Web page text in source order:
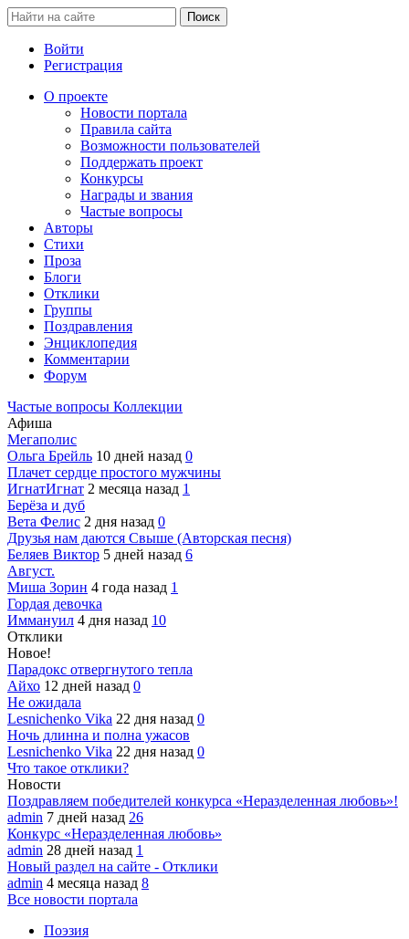
Войти
Регистрация
О проекте
Новости портала
Правила сайта
Возможности пользователей
Поддержать проект
Конкурсы
Награды и звания
Частые вопросы
Авторы
Стихи
Проза
Блоги
Отклики
Группы
Поздравления
Энциклопедия
Комментарии
Форум
Частые вопросы Коллекции
Афиша
Мегаполис
Ольга Брейль 10 дней назад 0
Плачет сердце простого мужчины
ИгнатИгнат 2 месяца назад 1
Берёза и дуб
Вета Фелис 2 дня назад 0
Друзья нам даются Свыше (Авторская песня)
Беляев Виктор 5 дней назад 6
Август.
Миша Зорин 4 года назад 1
Гордая девочка
Иммануил 4 дня назад 10
Отклики
Новое!
Парадокс отвергнутого тепла
Айхо 12 дней назад 0
Не ожидала
Lesnichenko Vika 22 дня назад 0
Ночь длинна и полна ужасов
Lesnichenko Vika 22 дня назад 0
Что такое отклики?
Новости
Поздравляем победителей конкурса «Неразделенная любовь»!
admin 7 дней назад 26
Конкурс «Неразделенная любовь»
admin 28 дней назад 1
Новый раздел на сайте - Отклики
admin 4 месяца назад 8
Все новости портала
Поэзия